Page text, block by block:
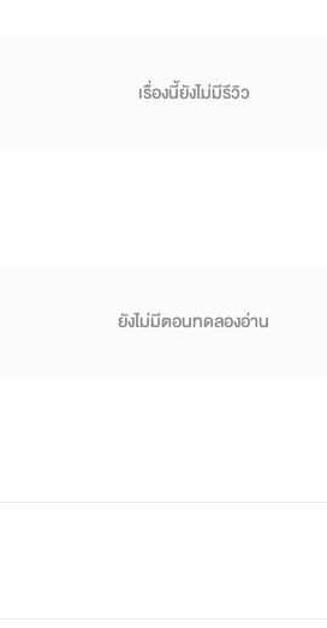
เรื่องนี้ยังไม่มีรีวิว
ยังไม่มีตอนทดลองอ่าน